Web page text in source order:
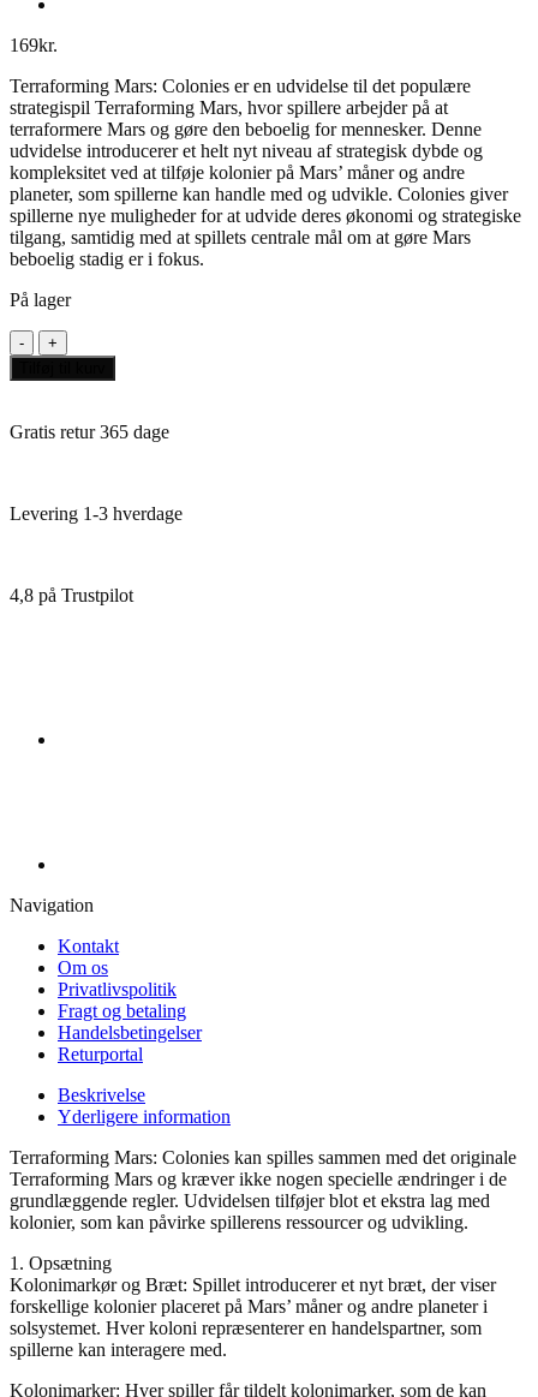
169kr.
Terraforming Mars: Colonies er en udvidelse til det populære
strategispil Terraforming Mars, hvor spillere arbejder på at
terraformere Mars og gøre den beboelig for mennesker. Denne
udvidelse introducerer et helt nyt niveau af strategisk dybde og
kompleksitet ved at tilføje kolonier på Mars’ måner og andre
planeter, som spillerne kan handle med og udvikle. Colonies giver
spillerne nye muligheder for at udvide deres økonomi og strategiske
tilgang, samtidig med at spillets centrale mål om at gøre Mars
beboelig stadig er i fokus.
På lager
Terraforming
Mars
Colonies
antal
Gratis retur 365 dage
Levering 1-3 hverdage
4,8 på Trustpilot
Navigation
Kontakt
Om os
Privatlivspolitik
Fragt og betaling
Handelsbetingelser
Returportal
Beskrivelse
Yderligere information
Terraforming Mars: Colonies kan spilles sammen med det originale
Terraforming Mars og kræver ikke nogen specielle ændringer i de
grundlæggende regler. Udvidelsen tilføjer blot et ekstra lag med
kolonier, som kan påvirke spillerens ressourcer og udvikling.
1. Opsætning
Kolonimarkør og Bræt: Spillet introducerer et nyt bræt, der viser
forskellige kolonier placeret på Mars’ måner og andre planeter i
solsystemet. Hver koloni repræsenterer en handelspartner, som
spillerne kan interagere med.
Kolonimarker: Hver spiller får tildelt kolonimarker, som de kan